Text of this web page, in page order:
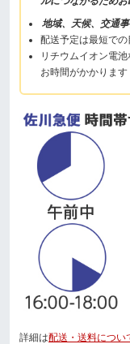
地域、天候、交通
配送予定は最短での
リチウムイオン電
お時間がかかります
詳細は配送・送料につい